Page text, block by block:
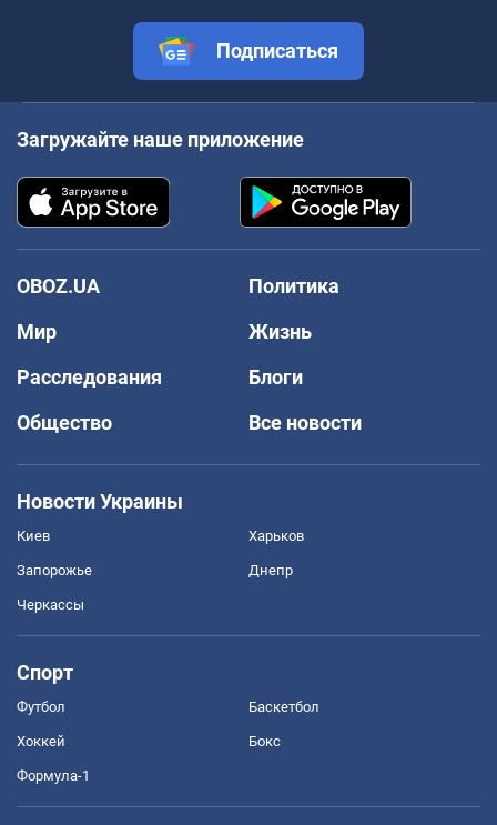
Подписаться
Загружайте наше приложение
OBOZ.UA
Политика
Мир
Жизнь
Расследования
Блоги
Общество
Все новости
Новости Украины
Киев Харьков
Запорожье Днепр
Черкассы
Спорт
Футбол Баскетбол
Хоккей Бокс
Формула-1